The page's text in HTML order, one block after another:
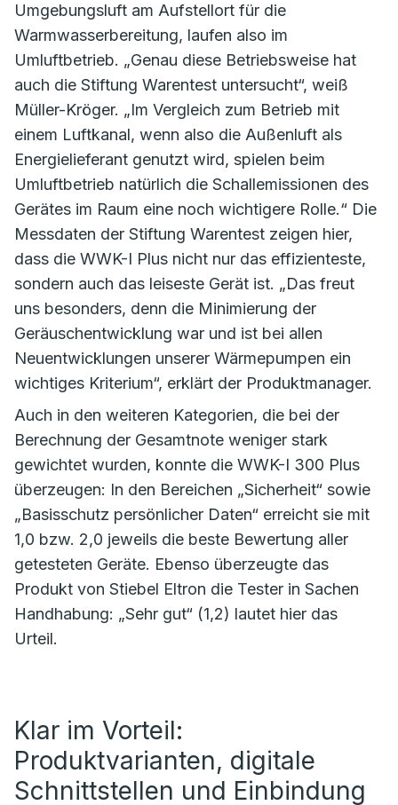
Umgebungsluft am Aufstellort für die
Warmwasserbereitung, laufen also im
Umluftbetrieb. „Genau diese Betriebsweise hat
auch die Stiftung Warentest untersucht“, weiß
Müller-Kröger. „Im Vergleich zum Betrieb mit
einem Luftkanal, wenn also die Außenluft als
Energielieferant genutzt wird, spielen beim
Umluftbetrieb natürlich die Schallemissionen des
Gerätes im Raum eine noch wichtigere Rolle.“ Die
Messdaten der Stiftung Warentest zeigen hier,
dass die WWK-I Plus nicht nur das effizienteste,
sondern auch das leiseste Gerät ist. „Das freut
uns besonders, denn die Minimierung der
Geräuschentwicklung war und ist bei allen
Neuentwicklungen unserer Wärmepumpen ein
wichtiges Kriterium“, erklärt der Produktmanager.
Auch in den weiteren Kategorien, die bei der
Berechnung der Gesamtnote weniger stark
gewichtet wurden, konnte die WWK-I 300 Plus
überzeugen: In den Bereichen „Sicherheit“ sowie
„Basisschutz persönlicher Daten“ erreicht sie mit
1,0 bzw. 2,0 jeweils die beste Bewertung aller
getesteten Geräte. Ebenso überzeugte das
Produkt von Stiebel Eltron die Tester in Sachen
Handhabung: „Sehr gut“ (1,2) lautet hier das
Urteil.
Klar im Vorteil:
Produktvarianten, digitale
Schnittstellen und Einbindung